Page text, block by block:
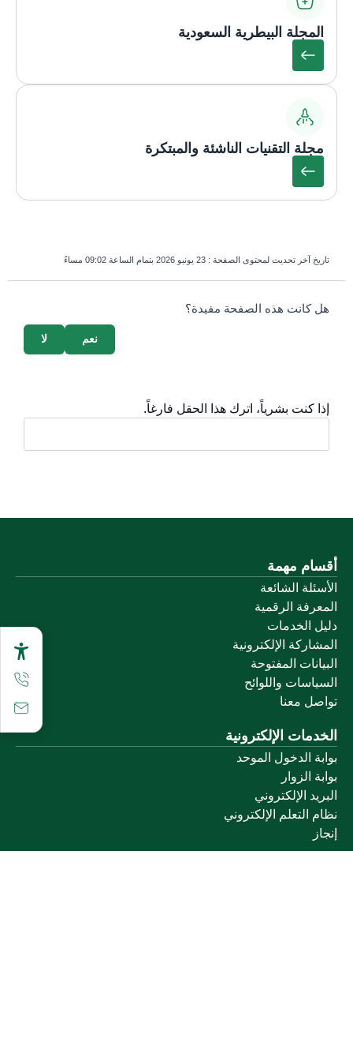
المجلة البيطرية السعودية
مجلة التقنيات الناشئة والمبتكرة
تاريخ آخر تحديث لمحتوى الصفحة : 23 يونيو 2026 بتمام الساعة 09:02 مساءً
survey_v2
هل كانت هذه الصفحة مفيدة؟
لا نعم
إذا كنت بشرياً، اترك هذا الحقل فارغاً.
أقسام مهمة
الأسئلة الشائعة
المعرفة الرقمية
دليل الخدمات
المشاركة الإلكترونية
البيانات المفتوحة
السياسات واللوائح
تواصل معنا
الخدمات الإلكترونية
بوابة الدخول الموحد
بوابة الزوار
البريد الإلكتروني
نظام التعلم الإلكتروني
إنجاز